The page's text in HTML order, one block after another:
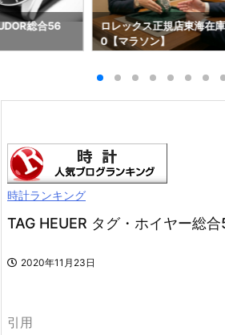
総合56
ロレックス正規店東海在
0【マラソン】
時計ランキング
TAG HEUER タグ・ホイヤー総
2020年11月23日
引用